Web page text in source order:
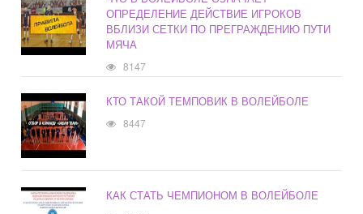
ОПРЕДЕЛЕНИЕ ДЕЙСТВИЕ ИГРОКОВ
ВБЛИЗИ СЕТКИ ПО ПРЕГРАЖДЕНИЮ ПУТИ
МЯЧА
8147
КТО ТАКОЙ ТЕМПОВИК В ВОЛЕЙБОЛЕ
8447
КАК СТАТЬ ЧЕМПИОНОМ В ВОЛЕЙБОЛЕ